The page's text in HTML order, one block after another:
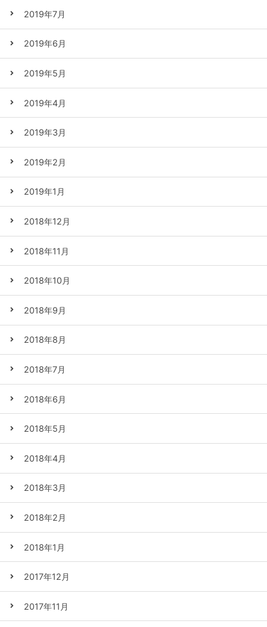
2019年7月
2019年6月
2019年5月
2019年4月
2019年3月
2019年2月
2019年1月
2018年12月
2018年11月
2018年10月
2018年9月
2018年8月
2018年7月
2018年6月
2018年5月
2018年4月
2018年3月
2018年2月
2018年1月
2017年12月
2017年11月